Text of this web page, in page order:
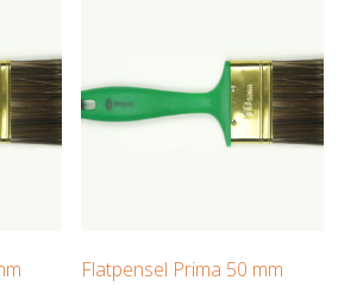
Flatpensel Prima 50 mm